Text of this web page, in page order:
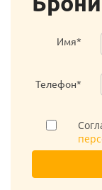
Имя*
Телефон*